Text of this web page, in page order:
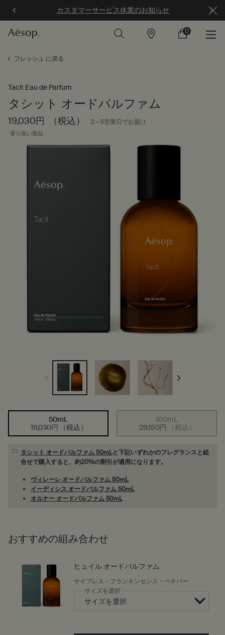
カスタマーサービス休業のお知らせ
店
カ
0
0 カート内の製
フレッシュ に戻る
Tacit Eau de Parfum
タシット オードパルファム
19,030円 （税込） 2～5営業日でお届け
香り高い製品
選択済み
50mL
19,030円
（税込）
, 1/2 選択済み
商品バリエーシ
100mL
29,150円
（税込）
, 2/2
タシット オードパルファム 50mLと下記いずれかのフレグランスと組
合せで購入すると、約20%の割引が適用になります。
ヴィレーレ オードパルファム 50mL
イーディシス オードパルファム 50mL
オルナー オードパルファム 50mL
おすすめの組み合わせ
ヒュイル オードパルファム
サイプレス・フランキンセンス・ベチバー
サイズを選択